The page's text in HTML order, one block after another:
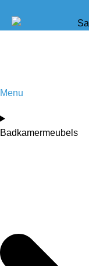
Menu
Badkamermeubels